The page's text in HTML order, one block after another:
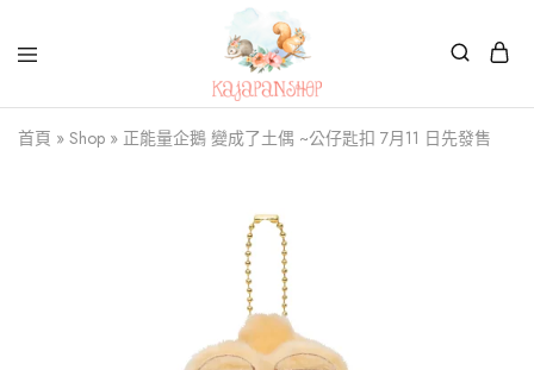
Kajapanshop
日
韓
首頁 » Shop » 正能量企鵝 變成了土偶 ~公仔匙扣 7月11 日先發售